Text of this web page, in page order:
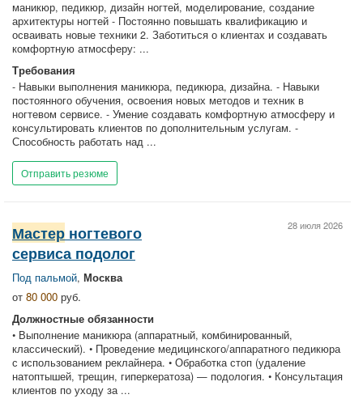
маникюр, педикюр, дизайн ногтей, моделирование, создание
архитектуры ногтей - Постоянно повышать квалификацию и
осваивать новые техники 2. Заботиться о клиентах и создавать
комфортную атмосферу: ...
Требования
- Навыки выполнения маникюра, педикюра, дизайна. - Навыки
постоянного обучения, освоения новых методов и техник в
ногтевом сервисе. - Умение создавать комфортную атмосферу и
консультировать клиентов по дополнительным услугам. -
Способность работать над ...
Отправить резюме
28 июля 2026
Мастер ногтевого
сервиса подолог
Под пальмой, Москва
от 80 000 руб.
Должностные обязанности
• Выполнение маникюра (аппаратный, комбинированный,
классический). • Проведение медицинского/аппаратного педикюра
с использованием реклайнера. • Обработка стоп (удаление
натоптышей, трещин, гиперкератоза) — подология. • Консультация
клиентов по уходу за ...